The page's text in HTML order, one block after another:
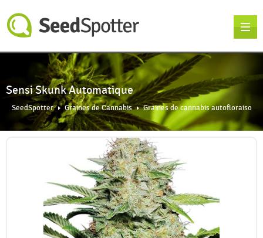
Sensi Skunk Automatique
SeedSpotter Graines de Cannabis Graines de cannabis autofloraison